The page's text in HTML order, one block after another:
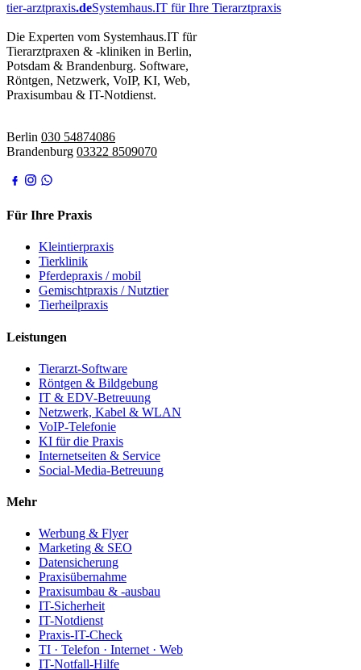
tier-arztpraxis.deSystemhaus.IT für Ihre Tierarztpraxis
Die Experten vom Systemhaus.IT für
Tierarztpraxen & -kliniken in Berlin,
Potsdam & Brandenburg. Software,
Röntgen, Netzwerk, VoIP, KI, Web,
Praxisumbau & IT-Notdienst.
Berlin 030 54874086
Brandenburg 03322 8509070
Für Ihre Praxis
Kleintierpraxis
Tierklinik
Pferdepraxis / mobil
Gemischtpraxis / Nutztier
Tierheilpraxis
Leistungen
Tierarzt-Software
Röntgen & Bildgebung
IT & EDV-Betreuung
Netzwerk, Kabel & WLAN
VoIP-Telefonie
KI für die Praxis
Internetseiten & Service
Social-Media-Betreuung
Mehr
Werbung & Flyer
Marketing & SEO
Datensicherung
Praxisübernahme
Praxisumbau & -ausbau
IT-Sicherheit
IT-Notdienst
Praxis-IT-Check
TI · Telefon · Internet · Web
IT-Notfall-Hilfe